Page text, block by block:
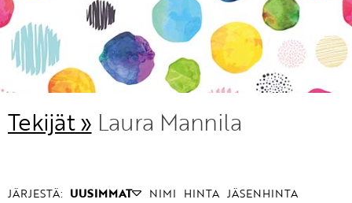
Etkö ole vielä Varhaiskasvatuksen Tietopalvelun
jäsen?
Liity tästä!
Tekijät » Laura Mannila
JÄRJESTÄ: UUSIMMAT NIMI HINTA JÄSENHINTA